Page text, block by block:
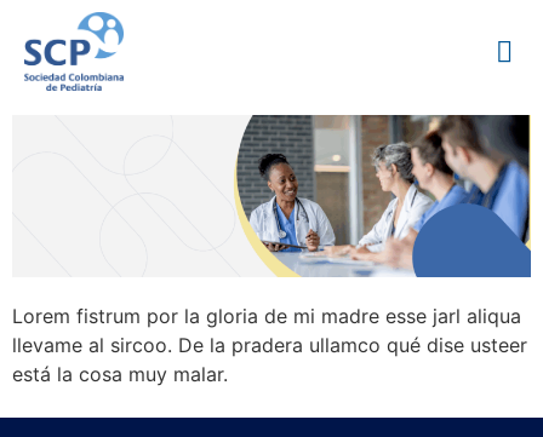
Lorem fistrum por la gloria de mi madre esse jarl aliqua
llevame al sircoo. De la pradera ullamco qué dise usteer
está la cosa muy malar.